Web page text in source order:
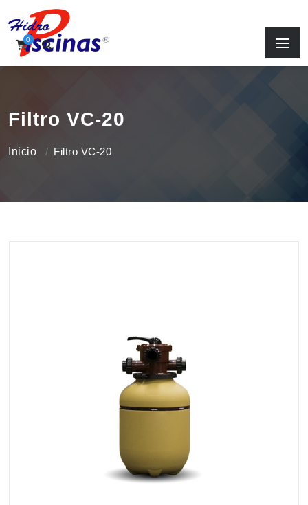
0
Filtro VC-20
Inicio Filtro VC-20